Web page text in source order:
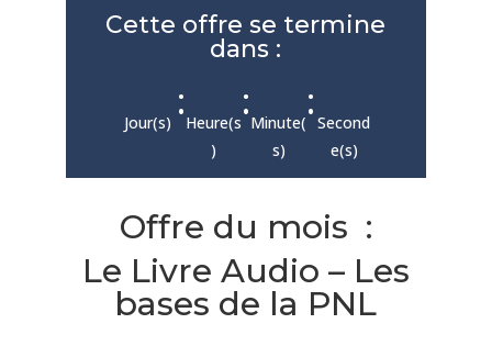
Cette offre se termine
dans :
Jour(s) :Heure(s
)
:Minute(
s)
: Second
e(s)
Offre du mois :
Le Livre Audio – Les
bases de la PNL